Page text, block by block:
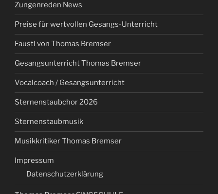
Zungenreden News
Preise für wertvollen Gesangs-Unterricht
Faustl von Thomas Bremser
Gesangsunterricht Thomas Bremser
Vocalcoach / Gesangsunterricht
Sternenstaubchor 2026
Sternenstaubmusik
Musikkritiker Thomas Bremser
Impressum
Datenschutzerklärung